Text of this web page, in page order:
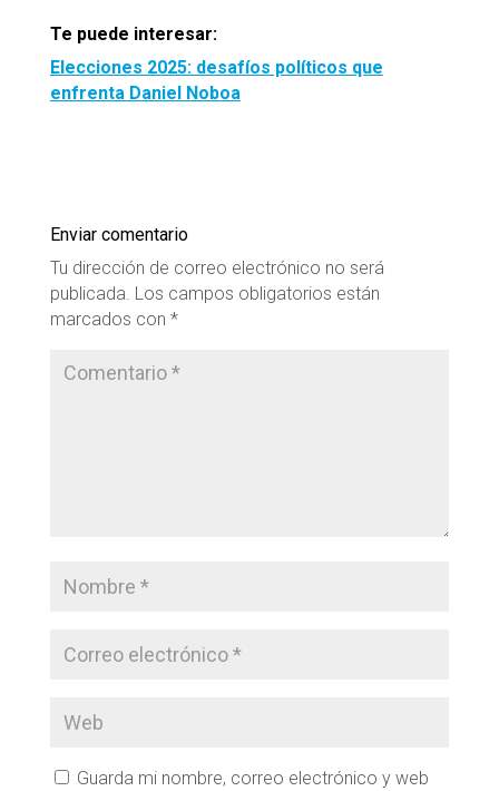
Te puede interesar:
Elecciones 2025: desafíos políticos que
enfrenta Daniel Noboa
Enviar comentario
Tu dirección de correo electrónico no será
publicada. Los campos obligatorios están
marcados con *
Guarda mi nombre, correo electrónico y web